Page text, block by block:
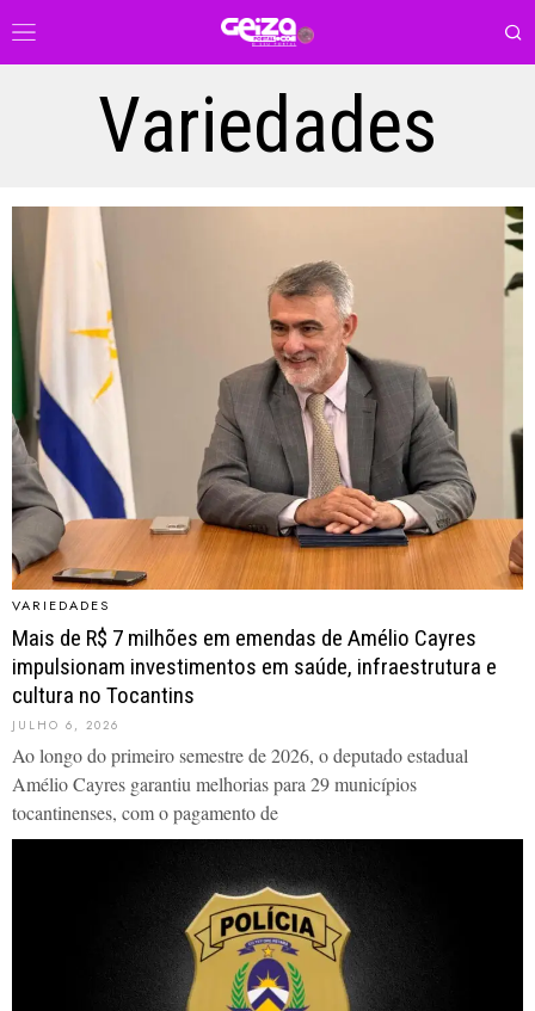
Variedades
VARIEDADES
Mais de R$ 7 milhões em emendas de Amélio Cayres
impulsionam investimentos em saúde, infraestrutura e
cultura no Tocantins
JULHO 6, 2026
Ao longo do primeiro semestre de 2026, o deputado estadual
Amélio Cayres garantiu melhorias para 29 municípios
tocantinenses, com o pagamento de